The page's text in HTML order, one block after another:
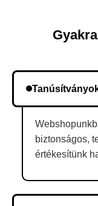
biztonságos,
értékesítünk